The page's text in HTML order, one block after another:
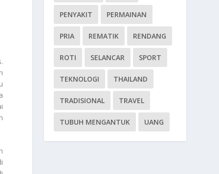
PENYAKIT PERMAINAN
PRIA REMATIK RENDANG
ROTI SELANCAR SPORT
TEKNOLOGI THAILAND
TRADISIONAL TRAVEL
TUBUH MENGANTUK UANG